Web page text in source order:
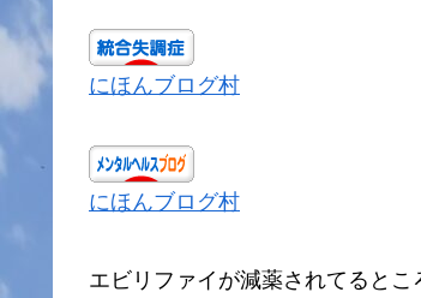
にほんブログ村
にほんブログ村
エビリファイが減薬されてるとこ